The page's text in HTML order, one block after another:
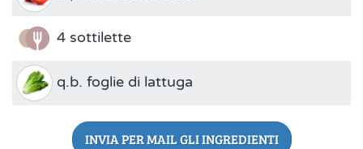
4 sottilette
q.b. foglie di lattuga
INVIA PER MAIL GLI INGREDIENTI